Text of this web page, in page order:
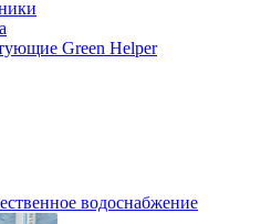
Green Helper
водоснабжение